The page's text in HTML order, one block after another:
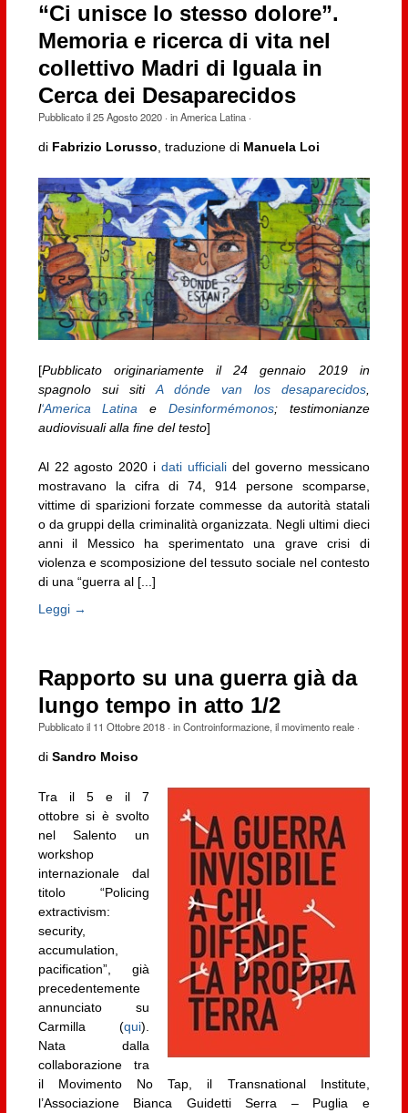
“Ci unisce lo stesso dolore”.
Memoria e ricerca di vita nel
collettivo Madri di Iguala in
Cerca dei Desaparecidos
Pubblicato il25 Agosto 2020· inAmerica Latina·
di Fabrizio Lorusso, traduzione di Manuela Loi
[Pubblicato originariamente il 24 gennaio 2019 in
spagnolo sui sitiA dónde van los desaparecidos,
l‘America Latina e Desinformémonos; testimonianze
audiovisuali alla fine del testo]
Al 22 agosto 2020 idati ufficiali del governo messicano
mostravano la cifra di 74, 914 persone scomparse,
vittime di sparizioni forzate commesse da autorità statali
o da gruppi della criminalità organizzata. Negli ultimi dieci
anni il Messico ha sperimentato una grave crisi di
violenza e scomposizione del tessuto sociale nel contesto
di una “guerra al [...]
Leggi →
Rapporto su una guerra già da
lungo tempo in atto 1/2
Pubblicato il 11 Ottobre 2018· inControinformazione, il movimento reale·
di Sandro Moiso
Tra il 5 e il 7
ottobre si è svolto
nel Salento un
workshop
internazionale dal
titolo “Policing
extractivism:
security,
accumulation,
pacification”, già
precedentemente
annunciato su
Carmilla (qui).
Nata dalla
collaborazione tra
il Movimento No Tap, il Transnational Institute,
l’Associazione Bianca Guidetti Serra – Puglia e